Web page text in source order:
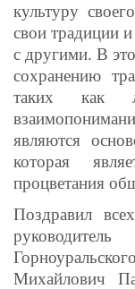
культуру
свои традиции
с другими. В
сохранению
таких как
являются
которая
процветания
Поздравил
Михайлович